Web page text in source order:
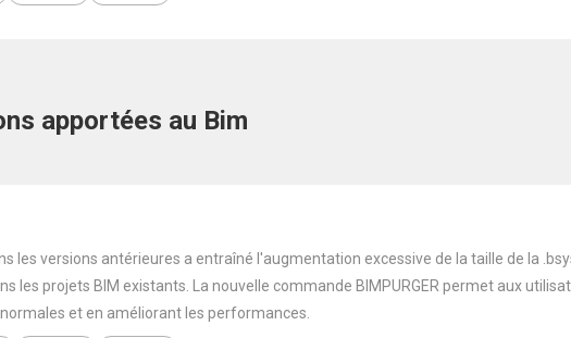
apportées au Bim
les versions antérieures a entraîné l'augmentation excessive de la taille de la
les projets BIM existants. La nouvelle commande BIMPURGER permet aux
et en améliorant les performances.